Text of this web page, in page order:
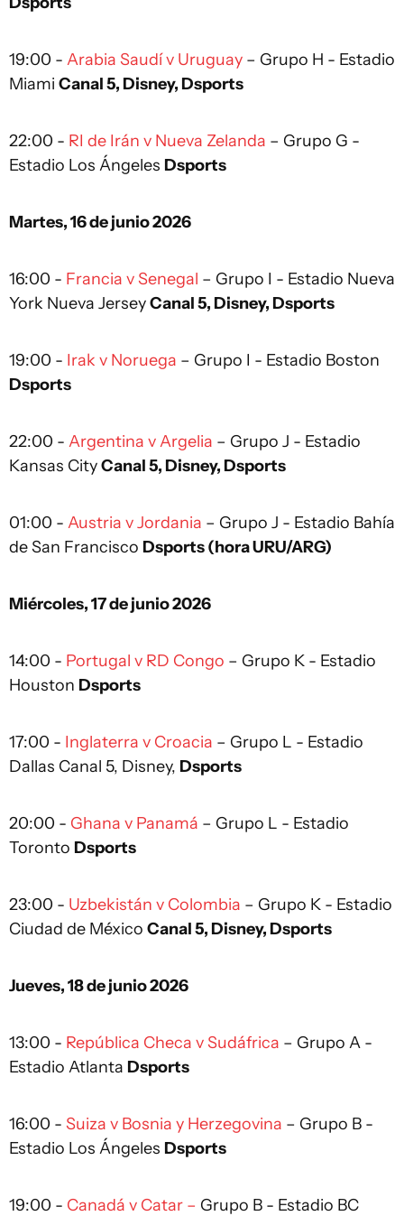
19:00 - Arabia Saudí v Uruguay – Grupo H - Estadio
Miami Canal 5, Disney, Dsports
22:00 - RI de Irán v Nueva Zelanda – Grupo G -
Estadio Los Ángeles Dsports
Martes, 16 de junio 2026
16:00 - Francia v Senegal – Grupo I - Estadio Nueva
York Nueva JerseyCanal 5, Disney, Dsports
19:00 - Irak v Noruega – Grupo I - Estadio Boston
Dsports
22:00 - Argentina v Argelia – Grupo J - Estadio
Kansas CityCanal 5, Disney, Dsports
01:00 - Austria v Jordania – Grupo J - Estadio Bahía
de San Francisco Dsports (hora URU/ARG)
Miércoles, 17 de junio 2026
14:00 - Portugal v RD Congo – Grupo K - Estadio
Houston Dsports
17:00 - Inglaterra v Croacia – Grupo L - Estadio
Dallas Canal 5, Disney, Dsports
20:00 - Ghana v Panamá – Grupo L - Estadio
Toronto Dsports
23:00 - Uzbekistán v Colombia – Grupo K - Estadio
Ciudad de México Canal 5, Disney, Dsports
Jueves, 18 de junio 2026
13:00 - República Checa v Sudáfrica – Grupo A -
Estadio Atlanta Dsports
16:00 - Suiza v Bosnia y Herzegovina – Grupo B -
Estadio Los Ángeles Dsports
19:00 - Canadá v Catar – Grupo B - Estadio BC